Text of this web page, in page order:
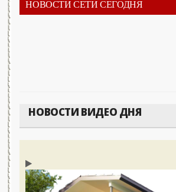
НОВОСТИ СЕТИ СЕГОДНЯ
НОВОСТИ ВИДЕО ДНЯ